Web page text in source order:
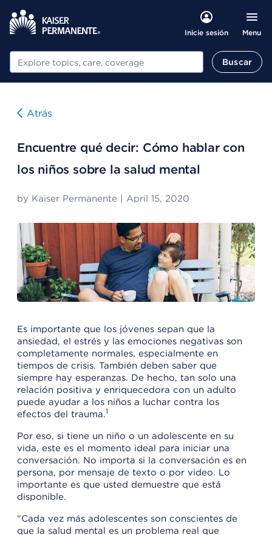
Inicie sesión Menu
Buscar Buscar
Atrás
Encuentre qué decir: Cómo hablar con
los niños sobre la salud mental
by Kaiser Permanente April 15, 2020
Es importante que los jóvenes sepan que la
ansiedad, el estrés y las emociones negativas son
completamente normales, especialmente en
tiempos de crisis. También deben saber que
siempre hay esperanzas. De hecho, tan solo una
relación positiva y enriquecedora con un adulto
puede ayudar a los niños a luchar contra los
efectos del trauma.1
Por eso, si tiene un niño o un adolescente en su
vida, este es el momento ideal para iniciar una
conversación. No importa si la conversación es en
persona, por mensaje de texto o por video. Lo
importante es que usted demuestre que está
disponible.
"Cada vez más adolescentes son conscientes de
que la salud mental es un problema real que